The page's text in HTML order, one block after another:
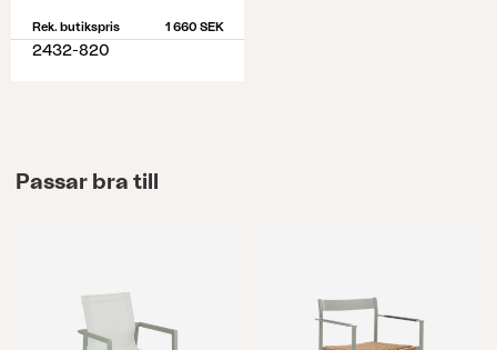
Rek. butikspris 1 660 SEK
2432-820
Passar bra till